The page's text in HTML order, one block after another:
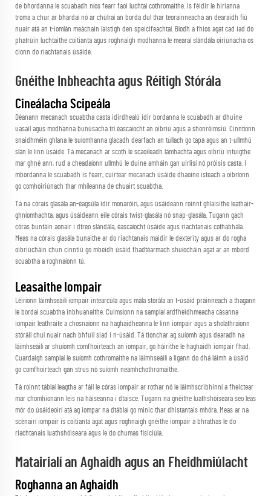
de bhordanna le scuabadh níos fearr faoi luchtaí cothromaithe. Is féidir le hirianna
troma a chur ar bhardaí nó ar chúlraí an borda dul thar teorainneacha an dearaidh fiú
nuair atá an t-iomlán meáchain laistigh den speicifeachtaí. Bíodh a fhios agat cad iad do
phatrúin luchtaithe coitianta agus roghnaigh modhanna le mearaí slándála oiriúnacha os
cionn do riachtanais úsáide.
Gnéithe Inbheachta agus Réitigh Stórála
Cineálacha Scipeála
Déanann mecanach scuabtha casta idirdhealú idir bordanna le scuabadh ar dhuine
uasail agus modhanna bunúsacha trí éascaíocht an oibriú agus a shonréimsiú. Cinntíonn
snaidhméin ghlana le suíomhanna glacadh dearfach an tullach go tapa agus an t-ullmhú
slán le linn úsáide. Tá mecanach ar scoth le scaoileadh lámhachta agus oibriú intuigthe
mar ghné ann, rud a cheadaíonn ullmhú le duine amháin gan uirlisí nó próisis casta. I
mbordanna le scuabadh is fearr, cuirtear mecanach úsáide dhaoine isteach a oibríonn
go comhoiriúnach thar mhíleanna de chuairt scuabtha.
Tá na córais glasála an-éagsúla idir monaróirí, agus úsáideann roinnt ghlaisithe leathair-
ghníomhachta, agus úsáideann eile córais twist-glasála nó snap-glasála. Tugann gach
córas buntáin aonair i dtreo slándála, éascaíocht úsáide agus riachtanais cothabhála.
Meas na córais glasála bunaithe ar do riachtanais maidir le dexterity agus ar do rogha
oibriúcháin chun cinntiú go mbeidh úsáid fhadtéarmach shuíocháin agat ar an mbord
scuabtha a roghnaíonn tú.
Leasaithe Iompair
Léiríonn láimhseáilí iompair intearcúla agus mála stórála an t-úsáid práinneach a thagann
le bordaí scuabtha inbhuanaithe. Cuimsíonn na samplaí ardfheidhmeacha cásanna
iompair leathraite a chosnaíonn na haghaidheanna le linn iompair agus a sholáthraíonn
stóráil chuí nuair nach bhfuil siad i n-úsáid. Tá tionchar ag suíomh agus dearadh na
láimhseáilí ar shuíomh comfhoirteach an iompair, go háirithe le haghaidh iompair fhad.
Cuardaigh samplaí le suíomh cothromaithe na láimhseáilí a ligann do dhá láimh a úsáid
go comfhoirteach gan strus nó suíomh neamhchothromaithe.
Tá roinnt táblaí leagtha ar fáil le córas iompair ar rothar nó le láimhscribhinní a fheictear
mar chomhionann leis na háiseanna i dtaisce. Tugann na gnéithe luathshóiseara seo leas
mór do úsáideoirí atá ag iompar na dtáblaí go minic thar dhistantais mhóra. Meas ar na
scénairí iompair is coitianta agat agus roghnaigh gnéithe iompair a bhrathas le do
riachtanais luathshóiseara agus le do chumas fisiciúla.
Matairialí an Aghaidh agus an Fheidhmiúlacht
Roghanna an Aghaidh